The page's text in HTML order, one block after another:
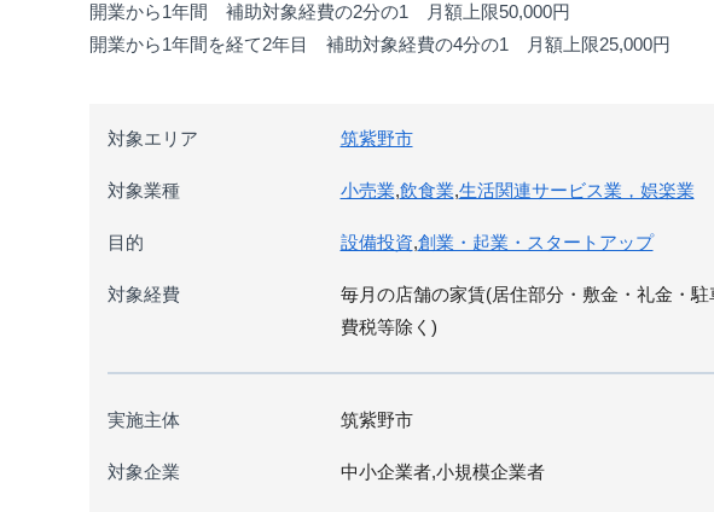
開業から1年間 補助対象経費の2分の1 月額上限50,000円
開業から1年間を経て2年目 補助対象経費の4分の1 月額上限25,000円
対象エリア 筑紫野市
対象業種 小売業,飲食業,生活関連サービス業，娯楽業
目的 設備投資,創業・起業・スタートアップ
対象経費
毎月の店舗の家賃(居住部分・敷金・礼金・
費税等除く)
実施主体 筑紫野市
対象企業 中小企業者,小規模企業者